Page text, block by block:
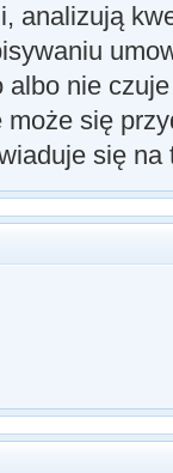
analizują
albo nie
może się
się